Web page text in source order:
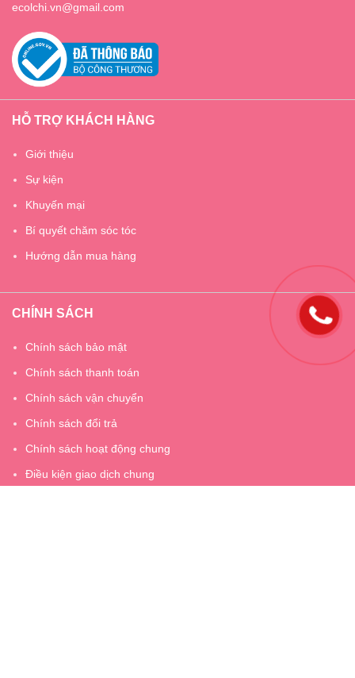
ecolchi.vn@gmail.com
HỖ TRỢ KHÁCH HÀNG
Giới thiệu
Sự kiện
Khuyến mại
Bí quyết chăm sóc tóc
Hướng dẫn mua hàng
CHÍNH SÁCH
Chính sách bảo mật
Chính sách thanh toán
Chính sách vận chuyển
Chính sách đổi trả
Chính sách hoạt động chung
Điều kiện giao dịch chung